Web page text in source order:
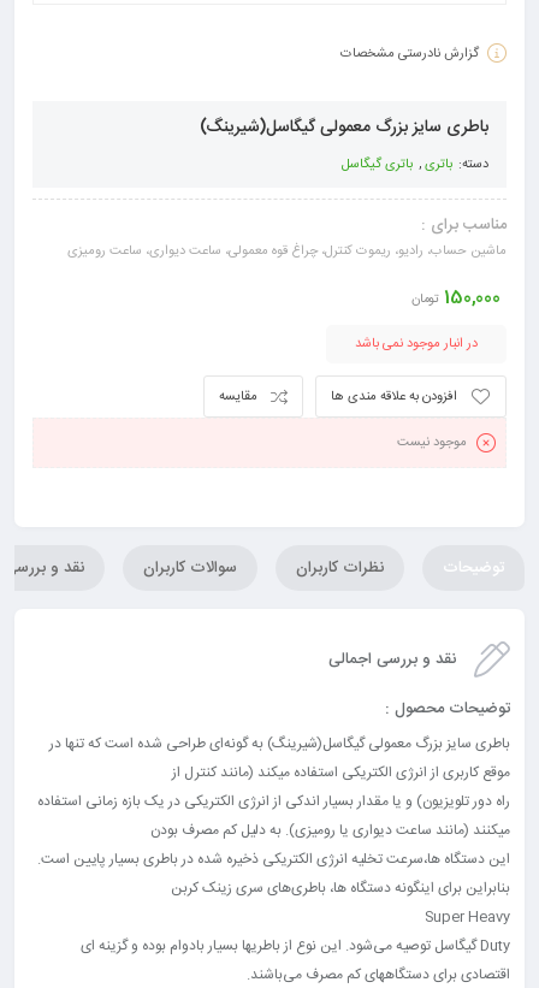
گزارش نادرستی مشخصات
باطری سایز بزرگ معمولی گیگاسل(شیرینگ)
دسته: باتری, باتری گیگاسل
مناسب برای :
ماشین حساب، رادیو، ریموت کنترل، چراغ قوه معمولی، ساعت دیواری، ساعت رومیزی
150,000 تومان
در انبار موجود نمی باشد
مقایسه افزودن به علاقه مندی ها
موجود نیست
توضیحات نظرات کاربران سوالات کاربران نقد و بررسی
نقد و بررسی اجمالی
توضیحات محصول :
باطری سایز بزرگ معمولی گیگاسل(شیرینگ) به گونه‌ای طراحی شده است که تنها در
موقع کاربری از انرژی الکتریکی استفاده میکند (مانند کنترل از
راه دور تلویزیون) و یا مقدار بسیار اندکی از انرژی الکتریکی در یک بازه زمانی استفاده
میکنند (مانند ساعت دیواری یا رومیزی). به دلیل کم مصرف بودن
این دستگاه ها،سرعت تخلیه انرژی الکتریکی ذخیره شده در باطری بسیار پایین است.
بنابراین برای اینگونه دستگاه ها، باطری‌های سری زینک کربن
Super Heavy
Duty گیگاسل توصیه می‌شود. این نوع از باطریها بسیار بادوام بوده و گزینه ای
اقتصادی برای دستگاههای کم مصرف می‌باشند.